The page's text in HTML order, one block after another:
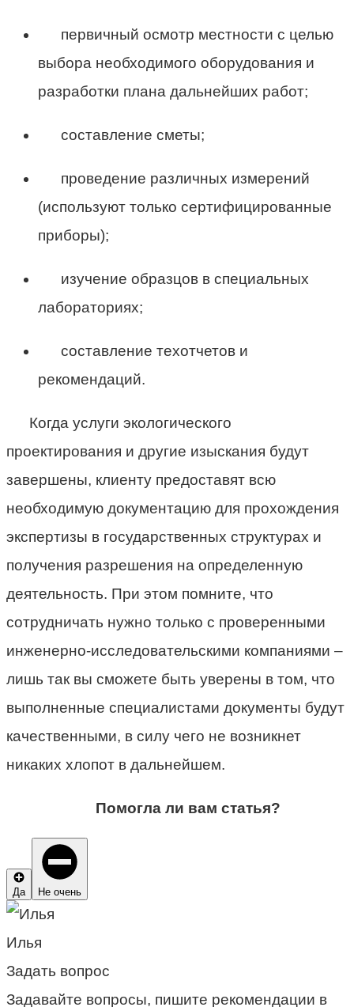
первичный осмотр местности с целью
выбора необходимого оборудования и
разработки плана дальнейших работ;
составление сметы;
проведение различных измерений
(используют только сертифицированные
приборы);
изучение образцов в специальных
лабораториях;
составление техотчетов и
рекомендаций.
Когда услуги экологического
проектирования и другие изыскания будут
завершены, клиенту предоставят всю
необходимую документацию для прохождения
экспертизы в государственных структурах и
получения разрешения на определенную
деятельность. При этом помните, что
сотрудничать нужно только с проверенными
инженерно-исследовательскими компаниями –
лишь так вы сможете быть уверены в том, что
выполненные специалистами документы будут
качественными, в силу чего не возникнет
никаких хлопот в дальнейшем.
Помогла ли вам статья?
Да Не очень
Илья
Задать вопрос
Задавайте вопросы, пишите рекомендации в